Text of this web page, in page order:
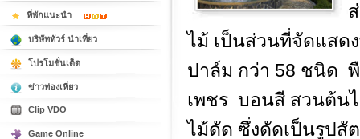
ไม้ เป็นส่วนที่จัดแสด
ปาล์ม กว่า 58 ชนิด
เพชร บอนสี สวนต้น
ไม้ดัด ซึ่งดัดเป็นรูปสั
ที่พักแนะนำ
บริษัททัวร์ นำเที่ยว
โปรโมชั่นเด็ด
ข่าวท่องเที่ยว
Clip VDO
Game Online